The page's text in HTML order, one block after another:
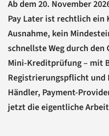
Ab dem 20. November
Pay Later ist rechtlich ein
Ausnahme, kein
schnellste Weg durch
Mini-Kreditprüfung – mit
Registrierungspflicht und
Händler, Payment-
jetzt die eigentliche